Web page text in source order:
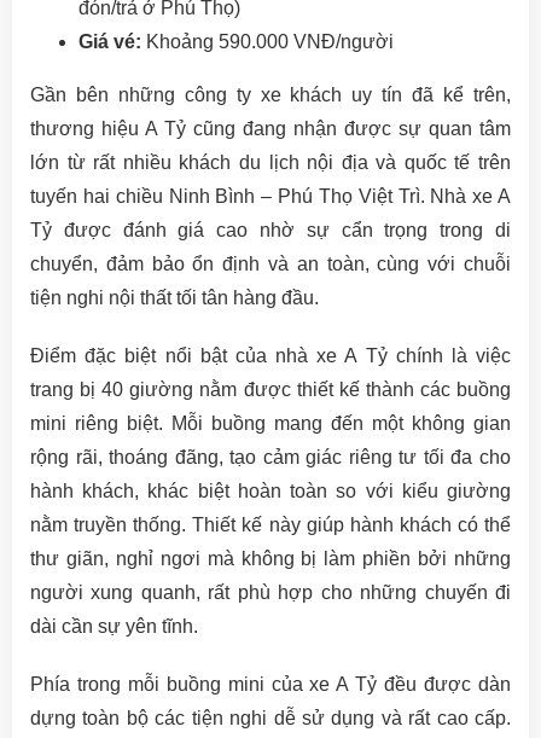
đón/trả ở Phú Thọ)
Giá vé: Khoảng 590.000 VNĐ/người
Gần bên những công ty xe khách uy tín đã kể trên,
thương hiệu A Tỷ cũng đang nhận được sự quan tâm
lớn từ rất nhiều khách du lịch nội địa và quốc tế trên
tuyến hai chiều Ninh Bình – Phú Thọ Việt Trì. Nhà xe A
Tỷ được đánh giá cao nhờ sự cẩn trọng trong di
chuyển, đảm bảo ổn định và an toàn, cùng với chuỗi
tiện nghi nội thất tối tân hàng đầu.
Điểm đặc biệt nổi bật của nhà xe A Tỷ chính là việc
trang bị 40 giường nằm được thiết kế thành các buồng
mini riêng biệt. Mỗi buồng mang đến một không gian
rộng rãi, thoáng đãng, tạo cảm giác riêng tư tối đa cho
hành khách, khác biệt hoàn toàn so với kiểu giường
nằm truyền thống. Thiết kế này giúp hành khách có thể
thư giãn, nghỉ ngơi mà không bị làm phiền bởi những
người xung quanh, rất phù hợp cho những chuyến đi
dài cần sự yên tĩnh.
Phía trong mỗi buồng mini của xe A Tỷ đều được dàn
dựng toàn bộ các tiện nghi dễ sử dụng và rất cao cấp.